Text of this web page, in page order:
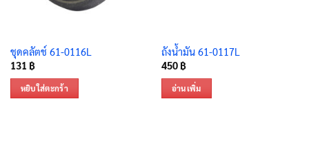
ชุดคลัตช์ 61-0116L
131 ฿
หยิบใส่ตะกร้า
ถังน้ำมัน 61-0117L
450 ฿
อ่านเพิ่ม